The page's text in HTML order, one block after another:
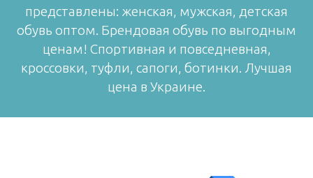
представлены: женская, мужская, детская
обувь оптом. Брендовая обувь по выгодным
ценам! Спортивная и повседневная,
кроссовки, туфли, сапоги, ботинки. Лучшая
цена в Украине.